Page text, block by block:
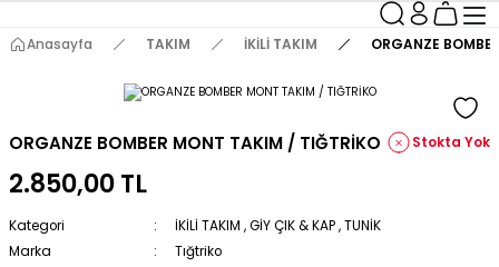
Anasayfa TAKIM İKİLİ TAKIM ORGANZE
ORGANZE BOMBER MONT TAKIM / TIĞTRİKO Stokta Yok
2.850,00 TL
Kategori İKİLİ TAKIM ,GİY ÇIK & KAP ,TUNİK
Marka
Tığtriko